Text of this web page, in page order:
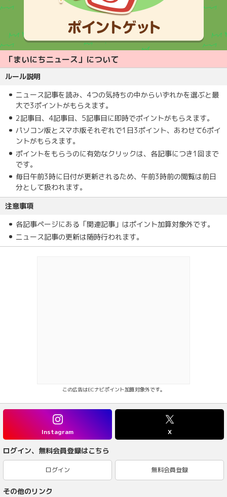
「まいにちニュース」について
ルール説明
ニュース記事を読み、4つの気持ちの中からいずれかを選ぶと最
大で3ポイントがもらえます。
2記事目、4記事目、5記事目に即時でポイントがもらえます。
パソコン版とスマホ版それぞれで1日3ポイント、あわせて6ポイ
ントがもらえます。
ポイントをもらうのに有効なクリックは、各記事につき1回まで
です。
毎日午前3時に日付が更新されるため、午前3時前の閲覧は前日
分として扱われます。
注意事項
各記事ページにある「関連記事」はポイント加算対象外です。
ニュース記事の更新は随時行われます。
この広告はECナビポイント加算対象外です。
Instagram X
ログイン、無料会員登録はこちら
ログイン 無料会員登録
その他のリンク